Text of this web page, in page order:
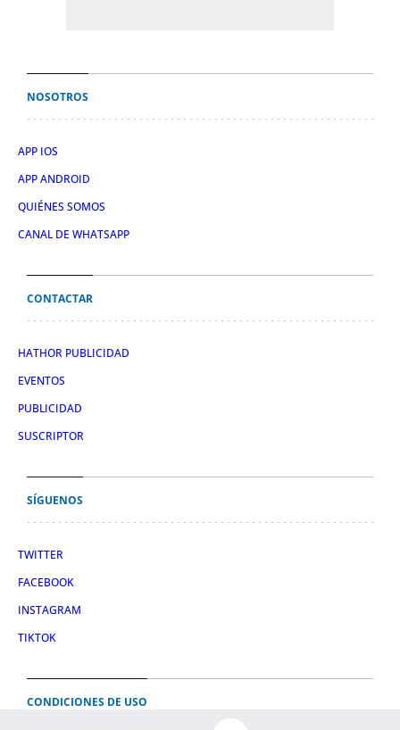
NOSOTROS
APP IOS
APP ANDROID
QUIÉNES SOMOS
CANAL DE WHATSAPP
CONTACTAR
HATHOR PUBLICIDAD
EVENTOS
PUBLICIDAD
SUSCRIPTOR
SÍGUENOS
TWITTER
FACEBOOK
INSTAGRAM
TIKTOK
CONDICIONES DE USO